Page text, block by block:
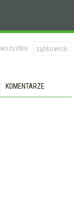
wszystkie ząbkowicki
KOMENTARZE